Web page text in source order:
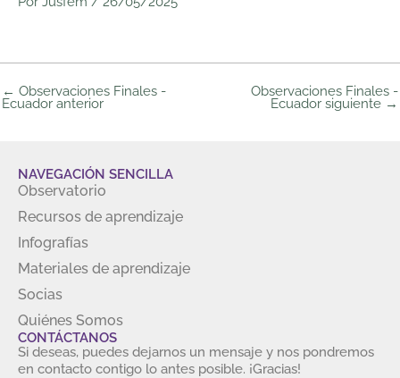
← Observaciones Finales -
Ecuador anterior
Observaciones Finales -
Ecuador siguiente →
NAVEGACIÓN SENCILLA
Observatorio
Recursos de aprendizaje
Infografías
Materiales de aprendizaje
Socias
Quiénes Somos
CONTÁCTANOS
Si deseas, puedes dejarnos un mensaje y nos pondremos
en contacto contigo lo antes posible. ¡Gracias!